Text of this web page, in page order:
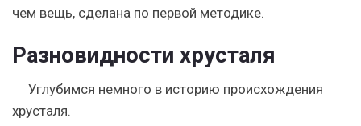
чем вещь, сделана по первой методике.
Разновидности хрусталя
Углубимся немного в историю происхождения
хрусталя.